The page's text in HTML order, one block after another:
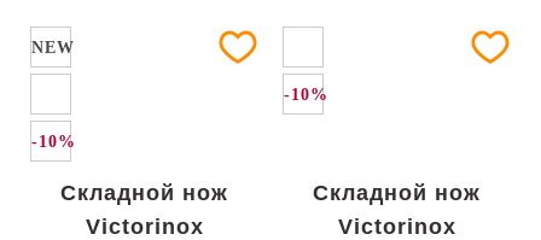
NEW
-10%
Складной нож
Victorinox
-10%
Складной нож
Victorinox